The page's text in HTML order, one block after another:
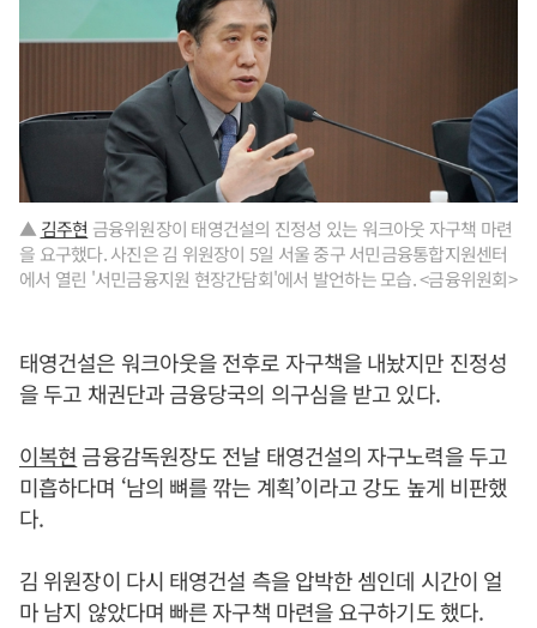
▲ 김주현 금융위원장이 태영건설의 진정성 있는 워크아웃 자구책 마련
을 요구했다. 사진은 김 위원장이 5일 서울 중구 서민금융통합지원센터
에서 열린 '서민금융지원 현장간담회'에서 발언하는 모습. <금융위원회>
태영건설은 워크아웃을 전후로 자구책을 내놨지만 진정성
을 두고 채권단과 금융당국의 의구심을 받고 있다.
이복현 금융감독원장도 전날 태영건설의 자구노력을 두고
미흡하다며 ‘남의 뼈를 깎는 계획’이라고 강도 높게 비판했
다.
김 위원장이 다시 태영건설 측을 압박한 셈인데 시간이 얼
마 남지 않았다며 빠른 자구책 마련을 요구하기도 했다.